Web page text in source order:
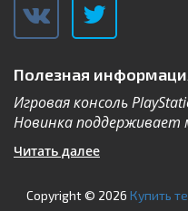
Полезная
Игровая консоль
Новинка поддерживает
Читать далее
Copyright © 2026 Купить